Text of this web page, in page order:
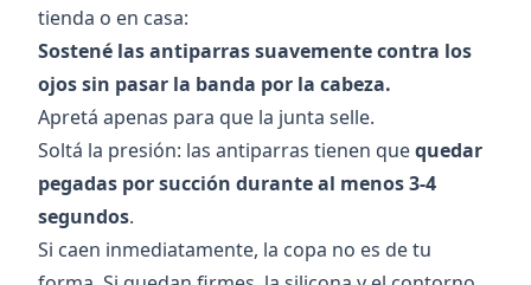
tienda o en casa:
Sostené las antiparras suavemente contra los
ojos sin pasar la banda por la cabeza.
Apretá apenas para que la junta selle.
Soltá la presión: las antiparras tienen quequedar
pegadas por succión durante al menos 3-4
segundos.
Si caen inmediatamente, la copa no es de tu